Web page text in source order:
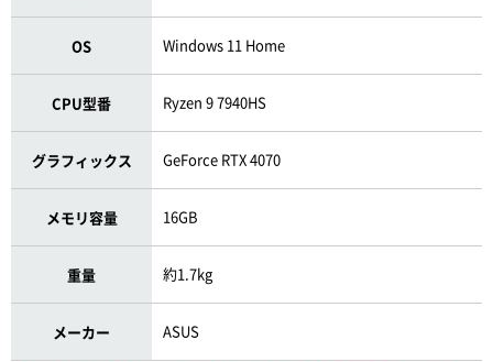
OS Windows 11 Home
CPU型番 Ryzen 9 7940HS
グラフィックス GeForce RTX 4070
メモリ容量 16GB
重量 約1.7kg
メーカー ASUS